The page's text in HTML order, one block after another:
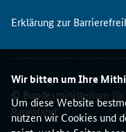
Wir bitten um Ihre
Um diese Website
nutzen wir Cookies und
Erklärung zur
© Bundesministerium für
Raumfahrt